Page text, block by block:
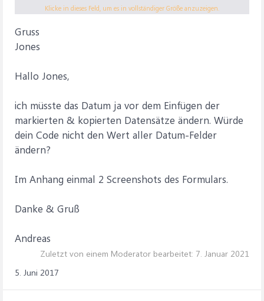
End Sub
Private Sub Form_DblClick(Cancel As Integer)
Dim sDatum As String
If IsDate(sDatum) Then
MsgBox "Datumsvorgabe aktiv"
Else
sStdDatum = ""
MsgBox "Datumsvorgabe inaktiv"
End If
End Sub
Klicke in dieses Feld, um es in vollständiger Größe anzuzeigen.
Gruss
Jones
Hallo Jones,
ich müsste das Datum ja vor dem Einfügen der
markierten & kopierten Datensätze ändern. Würde
dein Code nicht den Wert aller Datum-Felder
ändern?
Im Anhang einmal 2 Screenshots des Formulars.
Danke & Gruß
Andreas
Zuletzt von einem Moderator bearbeitet: 7. Januar 2021
5. Juni 2017